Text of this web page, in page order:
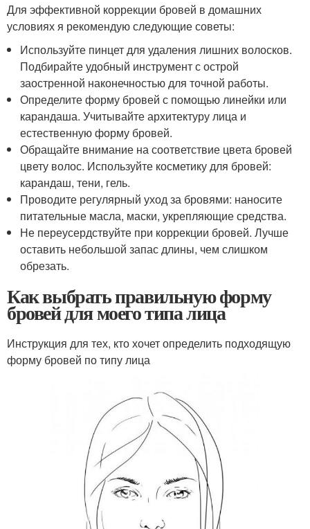
Для эффективной коррекции бровей в домашних
условиях я рекомендую следующие советы:
Используйте пинцет для удаления лишних волосков.
Подбирайте удобный инструмент с острой
заостренной наконечностью для точной работы.
Определите форму бровей с помощью линейки или
карандаша. Учитывайте архитектуру лица и
естественную форму бровей.
Обращайте внимание на соответствие цвета бровей
цвету волос. Используйте косметику для бровей:
карандаш, тени, гель.
Проводите регулярный уход за бровями: наносите
питательные масла, маски, укрепляющие средства.
Не переусердствуйте при коррекции бровей. Лучше
оставить небольшой запас длины, чем слишком
обрезать.
Как выбрать правильную форму
бровей для моего типа лица
Инструкция для тех, кто хочет определить подходящую
форму бровей по типу лица